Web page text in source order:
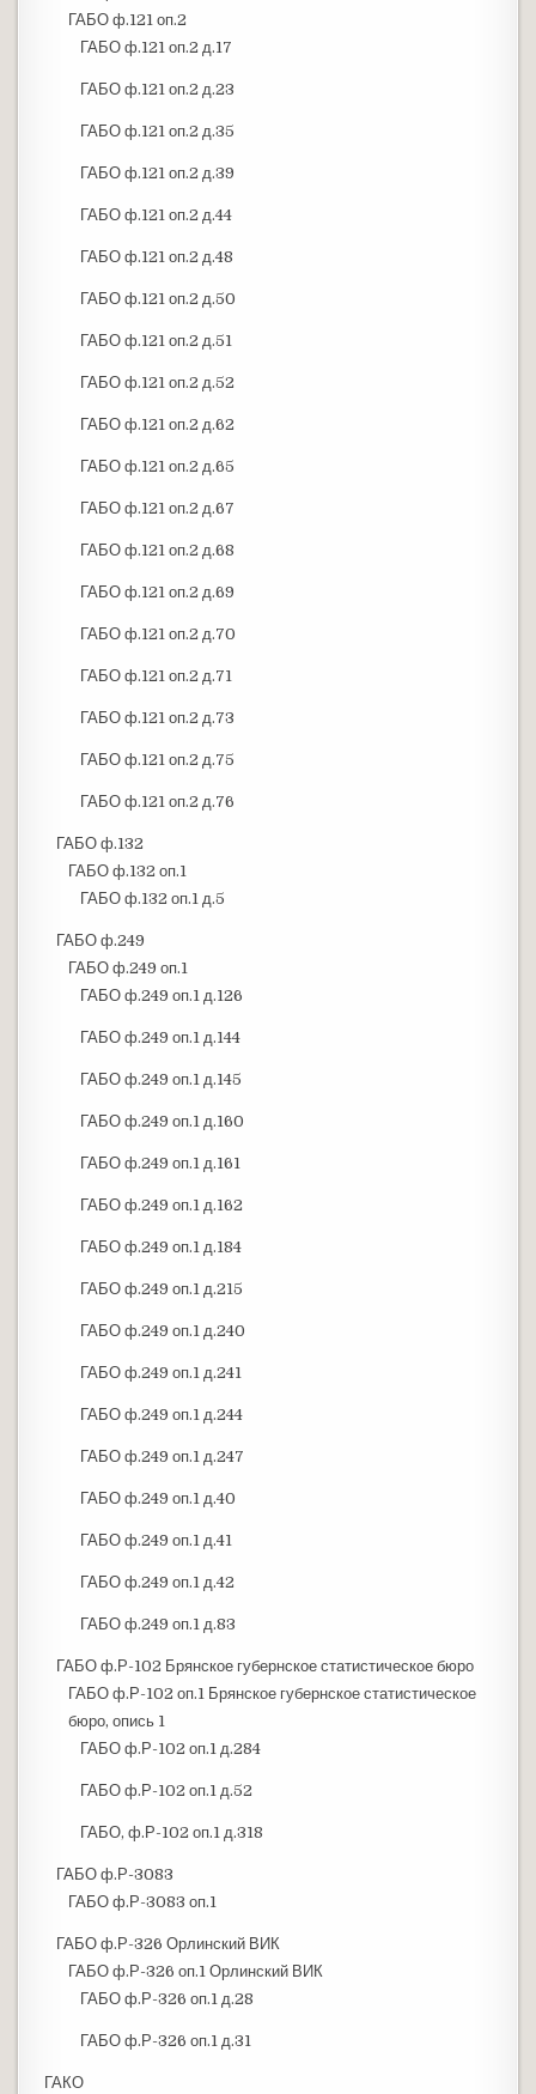
ГАБО ф.121 оп.2
ГАБО ф.121 оп.2 д.17
ГАБО ф.121 оп.2 д.23
ГАБО ф.121 оп.2 д.35
ГАБО ф.121 оп.2 д.39
ГАБО ф.121 оп.2 д.44
ГАБО ф.121 оп.2 д.48
ГАБО ф.121 оп.2 д.50
ГАБО ф.121 оп.2 д.51
ГАБО ф.121 оп.2 д.52
ГАБО ф.121 оп.2 д.62
ГАБО ф.121 оп.2 д.65
ГАБО ф.121 оп.2 д.67
ГАБО ф.121 оп.2 д.68
ГАБО ф.121 оп.2 д.69
ГАБО ф.121 оп.2 д.70
ГАБО ф.121 оп.2 д.71
ГАБО ф.121 оп.2 д.73
ГАБО ф.121 оп.2 д.75
ГАБО ф.121 оп.2 д.76
ГАБО ф.132
ГАБО ф.132 оп.1
ГАБО ф.132 оп.1 д.5
ГАБО ф.249
ГАБО ф.249 оп.1
ГАБО ф.249 оп.1 д.126
ГАБО ф.249 оп.1 д.144
ГАБО ф.249 оп.1 д.145
ГАБО ф.249 оп.1 д.160
ГАБО ф.249 оп.1 д.161
ГАБО ф.249 оп.1 д.162
ГАБО ф.249 оп.1 д.184
ГАБО ф.249 оп.1 д.215
ГАБО ф.249 оп.1 д.240
ГАБО ф.249 оп.1 д.241
ГАБО ф.249 оп.1 д.244
ГАБО ф.249 оп.1 д.247
ГАБО ф.249 оп.1 д.40
ГАБО ф.249 оп.1 д.41
ГАБО ф.249 оп.1 д.42
ГАБО ф.249 оп.1 д.83
ГАБО ф.Р-102 Брянское губернское статистическое бюро
ГАБО ф.Р-102 оп.1 Брянское губернское статистическое
бюро, опись 1
ГАБО ф.Р-102 оп.1 д.284
ГАБО ф.Р-102 оп.1 д.52
ГАБО, ф.Р-102 оп.1 д.318
ГАБО ф.Р-3083
ГАБО ф.Р-3083 оп.1
ГАБО ф.Р-326 Орлинский ВИК
ГАБО ф.Р-326 оп.1 Орлинский ВИК
ГАБО ф.Р-326 оп.1 д.28
ГАБО ф.Р-326 оп.1 д.31
ГАКО